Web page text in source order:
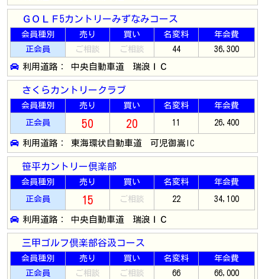
ＧＯＬＦ5カントリーみずなみコース
会員種別 売り 買い 名変料
年会費
正会員
ご相談 ご相談 44 36,300
利用道路： 中央自動車道 瑞浪ＩＣ
さくらカントリークラブ
会員種別 売り 買い 名変料 年会費
正会員 50 20 11 26,400
利用道路： 東海環状自動車道 可児御嵩IC
笹平カントリー倶楽部
会員種別 売り 買い 名変料 年会費
正会員 15 ご相談 22 34,100
利用道路： 中央自動車道 瑞浪ＩＣ
三甲ゴルフ倶楽部谷汲コース
会員種別 売り 買い 名変料
年会費
正会員
ご相談 ご相談 66 66,000